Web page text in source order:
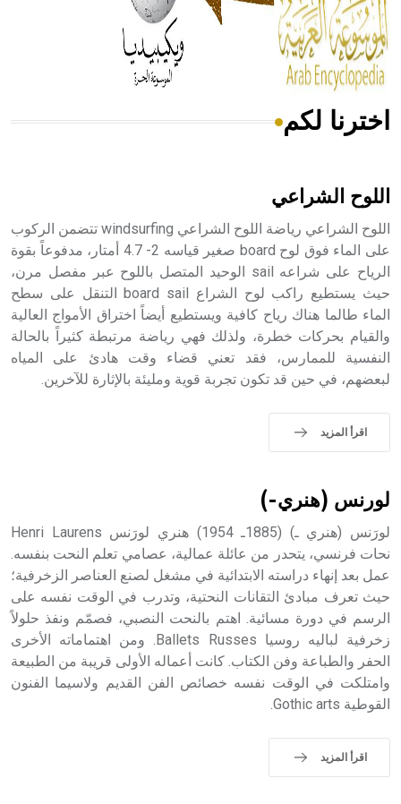
- هل تعلم أن المرجان إفراز حيواني يتكون في البحر ويتركب
من مادة كربونات الكلسيوم، وهو أحمر أو شديد الحمرة وهو
أجود أنواعه، ويمتاز بكبر الحجم ويسمى الش
هل تعلم أن الأبسيد كلمة فرنسية اللفظ تم اعتمادها مصطلحاً
- هل تعلم أن أبجر Abgar اسم معروف جيداً يعود إلى عدد من
الملوك الذين حكموا مدينة إديسا (الرها) من أبجر الأول وحتى
التاسع، وهم ينتسبون إلى أسرة أوسروين
sign تكتب منفصلة غير متصلة، وتعتمد المبدأ الأكوروفوني،
اخترنا لكم
اللوح الشراعي
اللوح الشراعي رياضة اللوح الشراعي windsurfing تتضمن الركوب
على الماء فوق لوح board صغير قياسه 2- 4.7 أمتار، مدفوعاً بقوة
الرياح على شراعه sail الوحيد المتصل باللوح عبر مفصل مرن،
حيث يستطيع راكب لوح الشراع board sail التنقل على سطح
الماء طالما هناك رياح كافية ويستطيع أيضاً اختراق الأمواج العالية
والقيام بحركات خطرة، ولذلك فهي رياضة مرتبطة كثيراً بالحالة
النفسية للممارس، فقد تعني قضاء وقت هادئ على المياه
لبعضهم، في حين قد تكون تجربة قوية ومليئة بالإثارة للآخرين.
اقرأ المزيد
لورنس (هنري-)
لورَنس (هنري ـ) (1885ـ 1954) هنري لورَنس Henri Laurens
نحات فرنسي، يتحدر من عائلة عمالية، عصامي تعلم النحت بنفسه.
عمل بعد إنهاء دراسته الابتدائية في مشغل لصنع العناصر الزخرفية؛
حيث تعرف مبادئ التقانات النحتية، وتدرب في الوقت نفسه على
الرسم في دورة مسائية. اهتم بالنحت النصبي، فصمّم ونفذ حلولاً
زخرفية لباليه روسيا Ballets Russes. ومن اهتماماته الأخرى
الحفر والطباعة وفن الكتاب. كانت أعماله الأولى قريبة من الطبيعة
وامتلكت في الوقت نفسه خصائص الفن القديم ولاسيما الفنون
القوطية Gothic arts.
اقرأ المزيد